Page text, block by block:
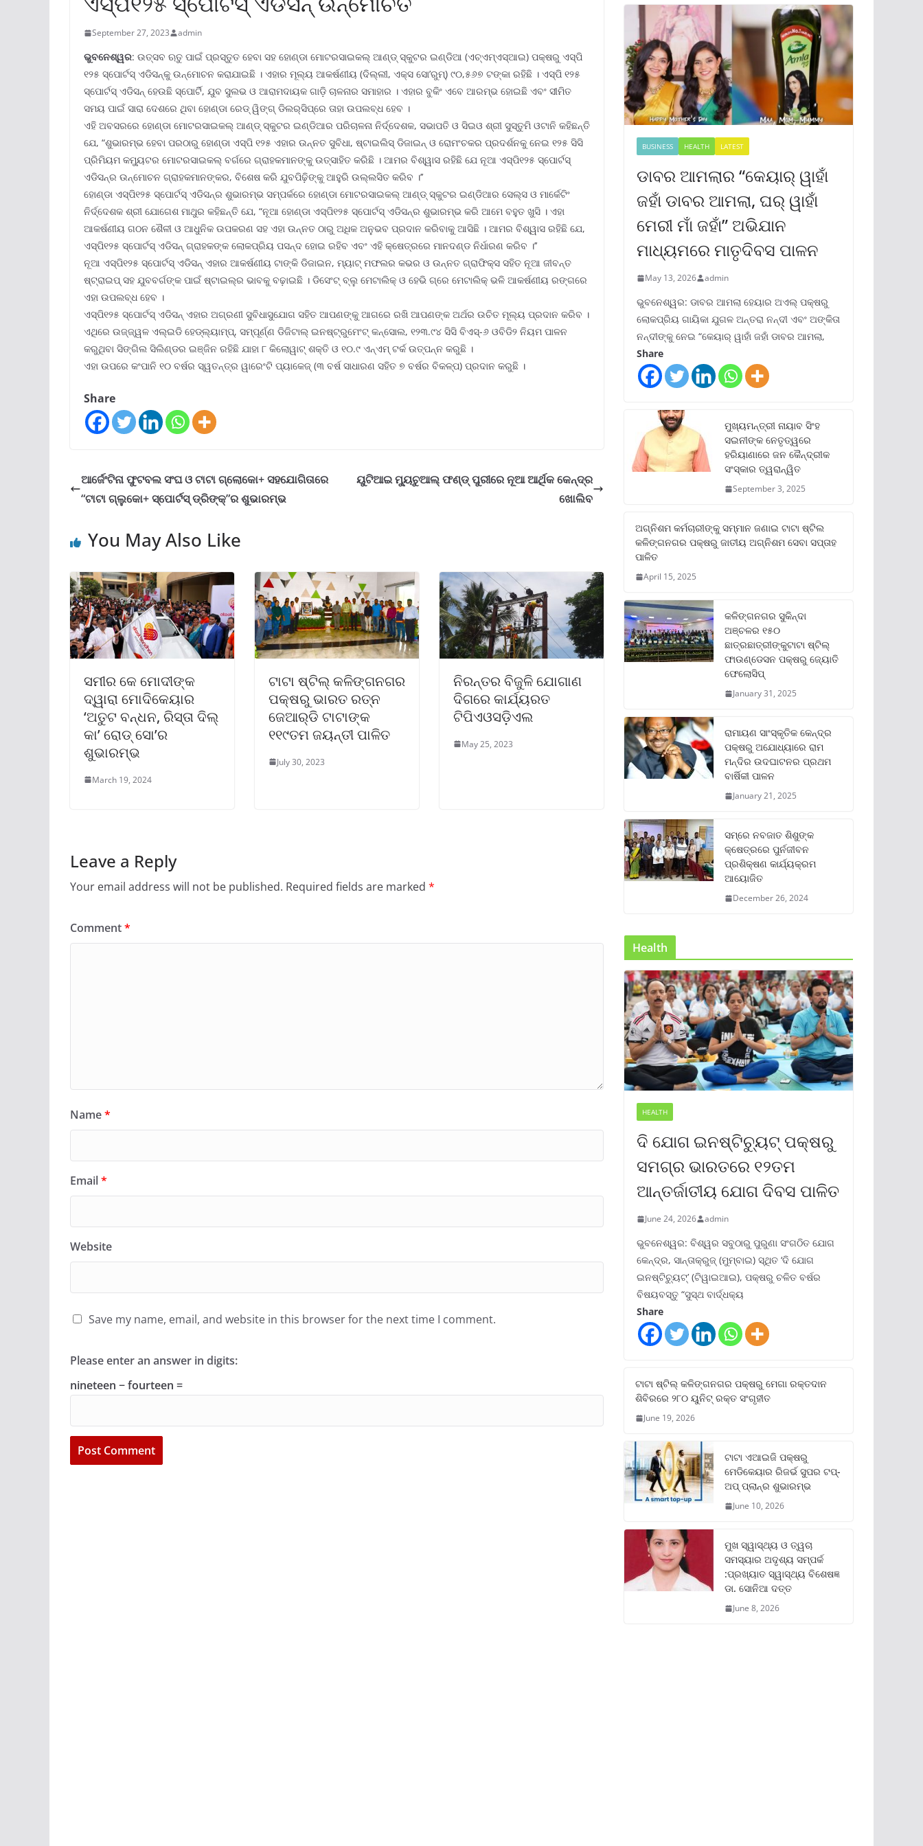
September 27, 2023 admin
ଭୁବନେଶ୍ୱର: ଉତ୍ସବ ଋତୁ ପାଇଁ ପ୍ରସ୍ତୁତ ହେବା ସହ ହୋଣ୍ଡା ମୋଟରସାଇକଲ୍ ଆଣ୍ଡ୍ ସ୍କୁଟର ଇଣ୍ଡିଆ (ଏଚ୍‌ଏମ୍‌ଏସ୍‌ଆଇ) ପକ୍ଷରୁ ଏସ୍‌ପି
୧୨୫ ସ୍ପୋର୍ଟସ୍ ଏଡିସନ୍‌କୁ ଉନ୍ମୋଚନ କରାଯାଇଛି । ଏହାର ମୂଲ୍ୟ ଆକର୍ଷଣୀୟ (ଦିଲ୍ଲୀ, ଏକ୍ସ ସୋ’ରୁମ୍‌) ୯୦,୫୬୭ ଟଙ୍କା ରହିଛି । ଏସ୍‌ପି ୧୨୫
ସ୍ପୋର୍ଟସ୍ ଏଡିସନ୍ ହେଉଛି ସ୍ପୋର୍ଟି, ଯୁବ ସୁଲଭ ଓ ଆରାମଦାୟକ ଗାଡ଼ି ଚାଳନାର ସମାହାର । ଏହାର ବୁକିଂ ଏବେ ଆରମ୍ଭ ହୋଇଛି ଏବଂ ସୀମିତ
ସମୟ ପାଇଁ ସାରା ଦେଶରେ ଥିବା ହୋଣ୍ଡା ରେଡ୍ ୱିଙ୍ଗ୍ ଡିଲର୍‌ସିପ୍‌ରେ ତାହା ଉପଲବ୍ଧ ହେବ ।
ଏହି ଅବସରରେ ହୋଣ୍ଡା ମୋଟରସାଇକଲ୍ ଆଣ୍ଡ୍ ସ୍କୁଟର ଇଣ୍ଡିଆର ପରିଚାଳନା ନିର୍ଦ୍ଦେଶକ, ସଭାପତି ଓ ସିଇଓ ଶ୍ରୀ ସୁସ୍ତୁମି ଓଟାନି କହିଛନ୍ତି
ଯେ, “ଶୁଭାରମ୍ଭ ହେବା ପରଠାରୁ ହୋଣ୍ଡା ଏସ୍‌ପି ୧୨୫ ଏହାର ଉନ୍ନତ ସୁବିଧା, ଷ୍ଟାଇଲିସ୍ ଡିଜାଇନ୍ ଓ ରୋମଂଚକର ପ୍ରଦର୍ଶନକୁ ନେଇ ୧୨୫ ସିସି
ପ୍ରିମିୟମ କମ୍ୟୁଟର ମୋଟରସାଇକଲ୍ ବର୍ଗରେ ଗ୍ରାହକମାନଙ୍କୁ ଉତ୍ସାହିତ କରିଛି । ଆମର ବିଶ୍ୱାସ ରହିଛି ଯେ ନୂଆ ଏସ୍‌ପି୧୨୫ ସ୍ପୋର୍ଟସ୍
ଏଡିସନ୍‌ର ଉନ୍ମୋଚନ ଗ୍ରାହକମାନଙ୍କର, ବିଶେଷ କରି ଯୁବପିଢ଼ିଙ୍କୁ ଆହୁରି ଉଲ୍ଲସିତ କରିବ ।’’
ହୋଣ୍ଡା ଏସ୍‌ପି୧୨୫ ସ୍ପୋର୍ଟସ୍ ଏଡିସନ୍‌ର ଶୁଭାରମ୍ଭ ସମ୍ପର୍କରେ ହୋଣ୍ଡା ମୋଟରସାଇକଲ୍ ଆଣ୍ଡ୍ ସ୍କୁଟର ଇଣ୍ଡିଆର ସେଲ୍‌ସ ଓ ମାର୍କେଟିଂ
ନିର୍ଦ୍ଦେଶକ ଶ୍ରୀ ଯୋଗେଶ ମାଥୁର କହିଛନ୍ତି ଯେ, “ନୂଆ ହୋଣ୍ଡା ଏସ୍‌ପି୧୨୫ ସ୍ପୋର୍ଟସ୍ ଏଡିସନ୍‌ର ଶୁଭାରମ୍ଭ କରି ଆମେ ବହୁତ ଖୁସି । ଏହା
ଆକର୍ଷଣୀୟ ଗଠନ ଶୈଳୀ ଓ ଆଧୁନିକ ଉପକରଣ ସହ ଏହା ଉନ୍ନତ ଠାରୁ ଅଧିକ ଅନୁଭବ ପ୍ରଦାନ କରିବାକୁ ଆସିଛି । ଆମର ବିଶ୍ୱାସ ରହିଛି ଯେ,
ଏସ୍‌ପି୧୨୫ ସ୍ପୋର୍ଟସ୍ ଏଡିସନ୍ ଗ୍ରାହକଙ୍କ ଲୋକପ୍ରିୟ ପସନ୍ଦ ହୋଇ ରହିବ ଏବଂ ଏହି କ୍ଷେତ୍ରରେ ମାନଦଣ୍ଡ ନିର୍ଧାରଣ କରିବ ।’’
ନୂଆ ଏସ୍‌ପି୧୨୫ ସ୍ପୋର୍ଟସ୍ ଏଡିସନ୍ ଏହାର ଆକର୍ଷଣୀୟ ଟାଙ୍କି ଡିଜାଇନ, ମ୍ୟାଟ୍ ମଫଲର କଭର ଓ ଉନ୍ନତ ଗ୍ରାଫିକ୍ସ ସହିତ ନୂଆ ଜୀବନ୍ତ
ଷ୍ଟ୍ରାଇପ୍ ସହ ଯୁବବର୍ଗଙ୍କ ପାଇଁ ଷ୍ଟାଇଲ୍‌ର ଭାବକୁ ବଢ଼ାଇଛି । ଡିସେଂଟ୍ ବ୍ଲୁ ମେଟାଲିକ୍ ଓ ହେଭି ଗ୍ରେ ମେଟାଲିକ୍ ଭଳି ଆକର୍ଷଣୀୟ ରଙ୍ଗରେ
ଏହା ଉପଲବ୍ଧ ହେବ ।
ଏସ୍‌ପି୧୨୫ ସ୍ପୋର୍ଟସ୍ ଏଡିସନ୍ ଏହାର ଅଗ୍ରଣୀ ସୁବିଧାସୁଯୋଗ ସହିତ ଆପଣଙ୍କୁ ଆଗରେ ରଖି ଆପଣଙ୍କ ଅର୍ଥର ଉଚିତ ମୂଲ୍ୟ ପ୍ରଦାନ କରିବ ।
ଏଥିରେ ଉଜ୍ଜ୍ୱଳ ଏଲ୍‌ଇଡି ହେଡ୍‌ଲ୍ୟାମ୍ପ୍‌, ସମ୍ପୂର୍ଣ୍ଣ ଡିଜିଟାଲ୍ ଇନଷ୍ଟ୍ରୁମେଂଟ୍ କନ୍‌ସୋଲ, ୧୨୩.୯୪ ସିସି ବିଏସ୍‌-୬ ଓବିଡି୨ ନିୟମ ପାଳନ
କରୁଥିବା ସିଙ୍ଗିଲ ସିଲିଣ୍ଡର ଇଞ୍ଜିନ ରହିଛି ଯାହା ୮ କିଲୋୱାଟ୍ ଶକ୍ତି ଓ ୧୦.୯ ଏନ୍‌ଏମ୍ ଟର୍କ ଉତ୍ପନ୍ନ କରୁଛି ।
ଏହା ଉପରେ କଂପାନି ୧୦ ବର୍ଷର ସ୍ୱତନ୍ତ୍ର ୱାରେଂଟି ପ୍ୟାକେଜ୍ (୩ ବର୍ଷ ସାଧାରଣ ସହିତ ୭ ବର୍ଷର ବିକଳ୍ପ) ପ୍ରଦାନ କରୁଛି ।
Share
ଆର୍ଜେଂଟିନା ଫୁଟବଲ ସଂଘ ଓ ଟାଟା ଗ୍ଲୋକୋ+ ସହଯୋଗିତାରେ
“ଟାଟା ଗ୍ଲୁକୋ+ ସ୍ପୋର୍ଟସ୍ ଡ୍ରିଙ୍କ୍‌”ର ଶୁଭାରମ୍ଭ
ୟୁଟିଆଇ ମ୍ୟୁଚୁଆଲ୍ ଫଣ୍ଡ୍ ପୁରୀରେ ନୂଆ ଆର୍ଥିକ କେନ୍ଦ୍ର
ଖୋଲିବ
You May Also Like
ସମୀର କେ ମୋଦୀଙ୍କ
ଦ୍ୱାରା ମୋଦିକେୟାର
‘ଅତୁଟ ବନ୍ଧନ, ରିସ୍ତା ଦିଲ୍
କା’ ରୋଡ୍ ସୋ’ର
ଶୁଭାରମ୍ଭ
March 19, 2024
ଟାଟା ଷ୍ଟିଲ୍ କଳିଙ୍ଗନଗର
ପକ୍ଷରୁ ଭାରତ ରତ୍ନ
ଜେଆର୍‌ଡି ଟାଟାଙ୍କ
୧୧୯ତମ ଜୟନ୍ତୀ ପାଳିତ
July 30, 2023
ନିରନ୍ତର ବିଜୁଳି ଯୋଗାଣ
ଦିଗରେ କାର୍ଯ୍ୟରତ
ଟିପିଏଓସଡ଼ିଏଲ
May 25, 2023
Leave a Reply
Your email address will not be published. Required fields are marked *
Comment*
Name*
Email*
Website
Save my name, email, and website in this browser for the next time I comment.
Please enter an answer in digits:
nineteen − fourteen =
BUSINESS HEALTH LATEST
ଡାବର ଆମଲାର “କେୟାର୍ ୱାହାଁ
ଜହାଁ ଡାବର ଆମଲା, ଘର୍ ୱାହାଁ
ମେରୀ ମାଁ ଜହାଁ” ଅଭିଯାନ
ମାଧ୍ୟମରେ ମାତୃଦିବସ ପାଳନ
May 13, 2026 admin
ଭୁବନେଶ୍ୱର: ଡାବର ଆମଲା ହେୟାର ଅଏଲ୍ ପକ୍ଷରୁ
ଲୋକପ୍ରିୟ ଗାୟିକା ଯୁଗଳ ଅନ୍ତରା ନନ୍ଦୀ ଏବଂ ଅଙ୍କିତା
ନନ୍ଦୀଙ୍କୁ ନେଇ “କେୟାର୍ ୱାହାଁ ଜହାଁ ଡାବର ଆମଲା,
Share
ମୁଖ୍ୟମନ୍ତ୍ରୀ ନାୟାବ ସିଂହ
ସଇନୀଙ୍କ ନେତୃତ୍ୱରେ
ହରିୟାଣାରେ ଜନ କୈନ୍ଦ୍ରୀକ
ସଂସ୍କାର ତ୍ୱରାନ୍ୱିତ
September 3, 2025
ଅଗ୍ନିଶମ କର୍ମଚାରୀଙ୍କୁ ସମ୍ମାନ ଜଣାଇ ଟାଟା ଷ୍ଟିଲ
କଳିଙ୍ଗନଗର ପକ୍ଷରୁ ଜାତୀୟ ଅଗ୍ନିଶମ ସେବା ସପ୍ତାହ
ପାଳିତ
April 15, 2025
କଳିଙ୍ଗନଗର ସୁକିନ୍ଦା
ଅଞ୍ଚଳର ୧୫୦
ଛାତ୍ରଛାତ୍ରୀଙ୍କୁଟାଟା ଷ୍ଟିଲ୍
ଫାଉଣ୍ଡେସନ ପକ୍ଷରୁ ଜ୍ୟୋତି
ଫେଲୋସିପ୍‌
January 31, 2025
ରାମାୟଣ ସାଂସ୍କୃତିକ କେନ୍ଦ୍ର
ପକ୍ଷରୁ ଅଯୋଧ୍ୟାରେ ରାମ
ମନ୍ଦିର ଉଦଘାଟନର ପ୍ରଥମ
ବାର୍ଷିକୀ ପାଳନ
January 21, 2025
ସମ୍‌ରେ ନବଜାତ ଶିଶୁଙ୍କ
କ୍ଷେତ୍ରରେ ପୁର୍ନଜୀବନ
ପ୍ରଶିକ୍ଷଣ କାର୍ଯ୍ୟକ୍ରମ
ଆୟୋଜିତ
December 26, 2024
Health
HEALTH
ଦି ଯୋଗ ଇନଷ୍ଟିଚ୍ୟୁଟ୍ ପକ୍ଷରୁ
ସମଗ୍ର ଭାରତରେ ୧୨ତମ
ଆନ୍ତର୍ଜାତୀୟ ଯୋଗ ଦିବସ ପାଳିତ
June 24, 2026 admin
ଭୁବନେଶ୍ୱର: ବିଶ୍ୱର ସବୁଠାରୁ ପୁରୁଣା ସଂଗଠିତ ଯୋଗ
କେନ୍ଦ୍ର, ସାନ୍ତାକ୍ରୁଜ୍ (ମୁମ୍ବାଇ) ସ୍ଥିତ ‘ଦି ଯୋଗ
ଇନଷ୍ଟିଚ୍ୟୁଟ୍‌’ (ଟିୱାଇଆଇ), ପକ୍ଷରୁ ଚଳିତ ବର୍ଷର
ବିଷୟବସ୍ତୁ “ସୁସ୍ଥ ବାର୍ଦ୍ଧକ୍ୟ
Share
ଟାଟା ଷ୍ଟିଲ୍‌ କଳିଙ୍ଗନଗର ପକ୍ଷରୁ ମେଗା ରକ୍ତଦାନ
ଶିବିରରେ ୨୮୦ ୟୁନିଟ୍‌ ରକ୍ତ ସଂଗୃହୀତ
June 19, 2026
ଟାଟା ଏଆଇଜି ପକ୍ଷରୁ
ମେଡିକେୟାର ରିଜର୍ଭ ସୁପର ଟପ୍‌-
ଅପ୍ ପ୍ଲାନ୍‌ର ଶୁଭାରମ୍ଭ
June 10, 2026
ମୁଖ ସ୍ୱାସ୍ଥ୍ୟ ଓ ତ୍ୱଚା
ସମସ୍ୟାର ଅଦୃଶ୍ୟ ସମ୍ପର୍କ
:ପ୍ରଖ୍ୟାତ ସ୍ୱାସ୍ଥ୍ୟ ବିଶେଷଜ୍ଞ
ଡା. ସୋନିଆ ଦତ୍ତ
June 8, 2026